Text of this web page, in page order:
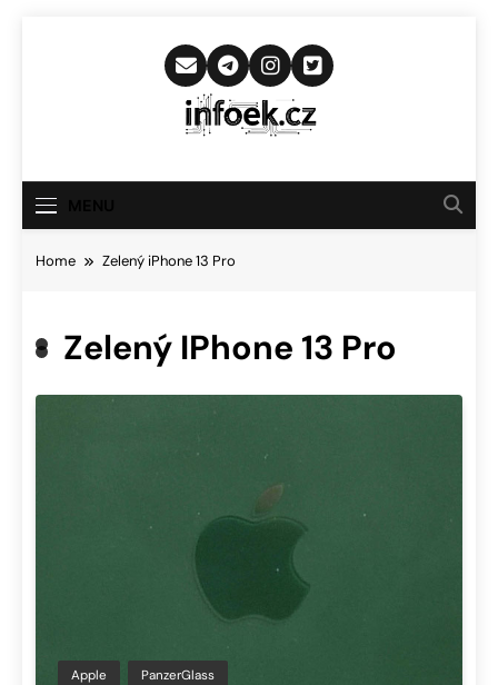
Infoek.cz
Novinkám
Home Zelený iPhone 13 Pro
Zelený IPhone 13 Pro
Apple PanzerGlass